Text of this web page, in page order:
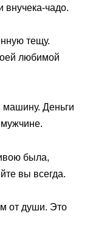
чадо.
тещу.
любимой
машину. Деньги
была,
вы всегда.
от души. Это